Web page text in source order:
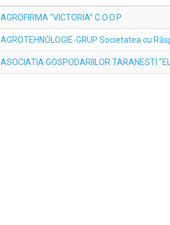
AGROFIRMA "VICTORIA" C.O.O.P
AGROTEHNOLOGIE-GRUP Societatea cu
ASOCIATIA GOSPODARIILOR TARANESTI